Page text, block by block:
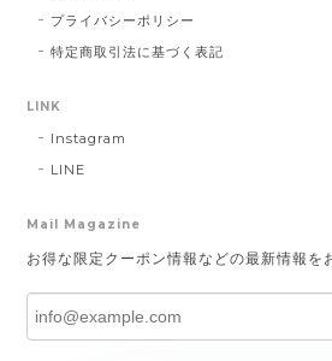
プライバシーポリシー
特定商取引法に基づく表記
LINK
Instagram
LINE
Mail Magazine
お得な限定クーポン情報などの最新情報を